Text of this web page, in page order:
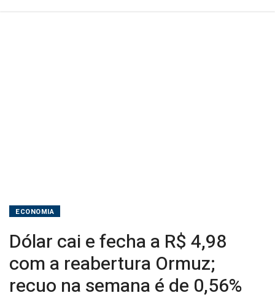
ECONOMIA
Dólar cai e fecha a R$ 4,98
com a reabertura Ormuz;
recuo na semana é de 0,56%